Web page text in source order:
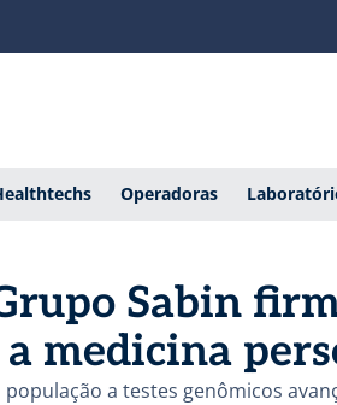
Operadoras
Sabin
medicina
a testes genômicos